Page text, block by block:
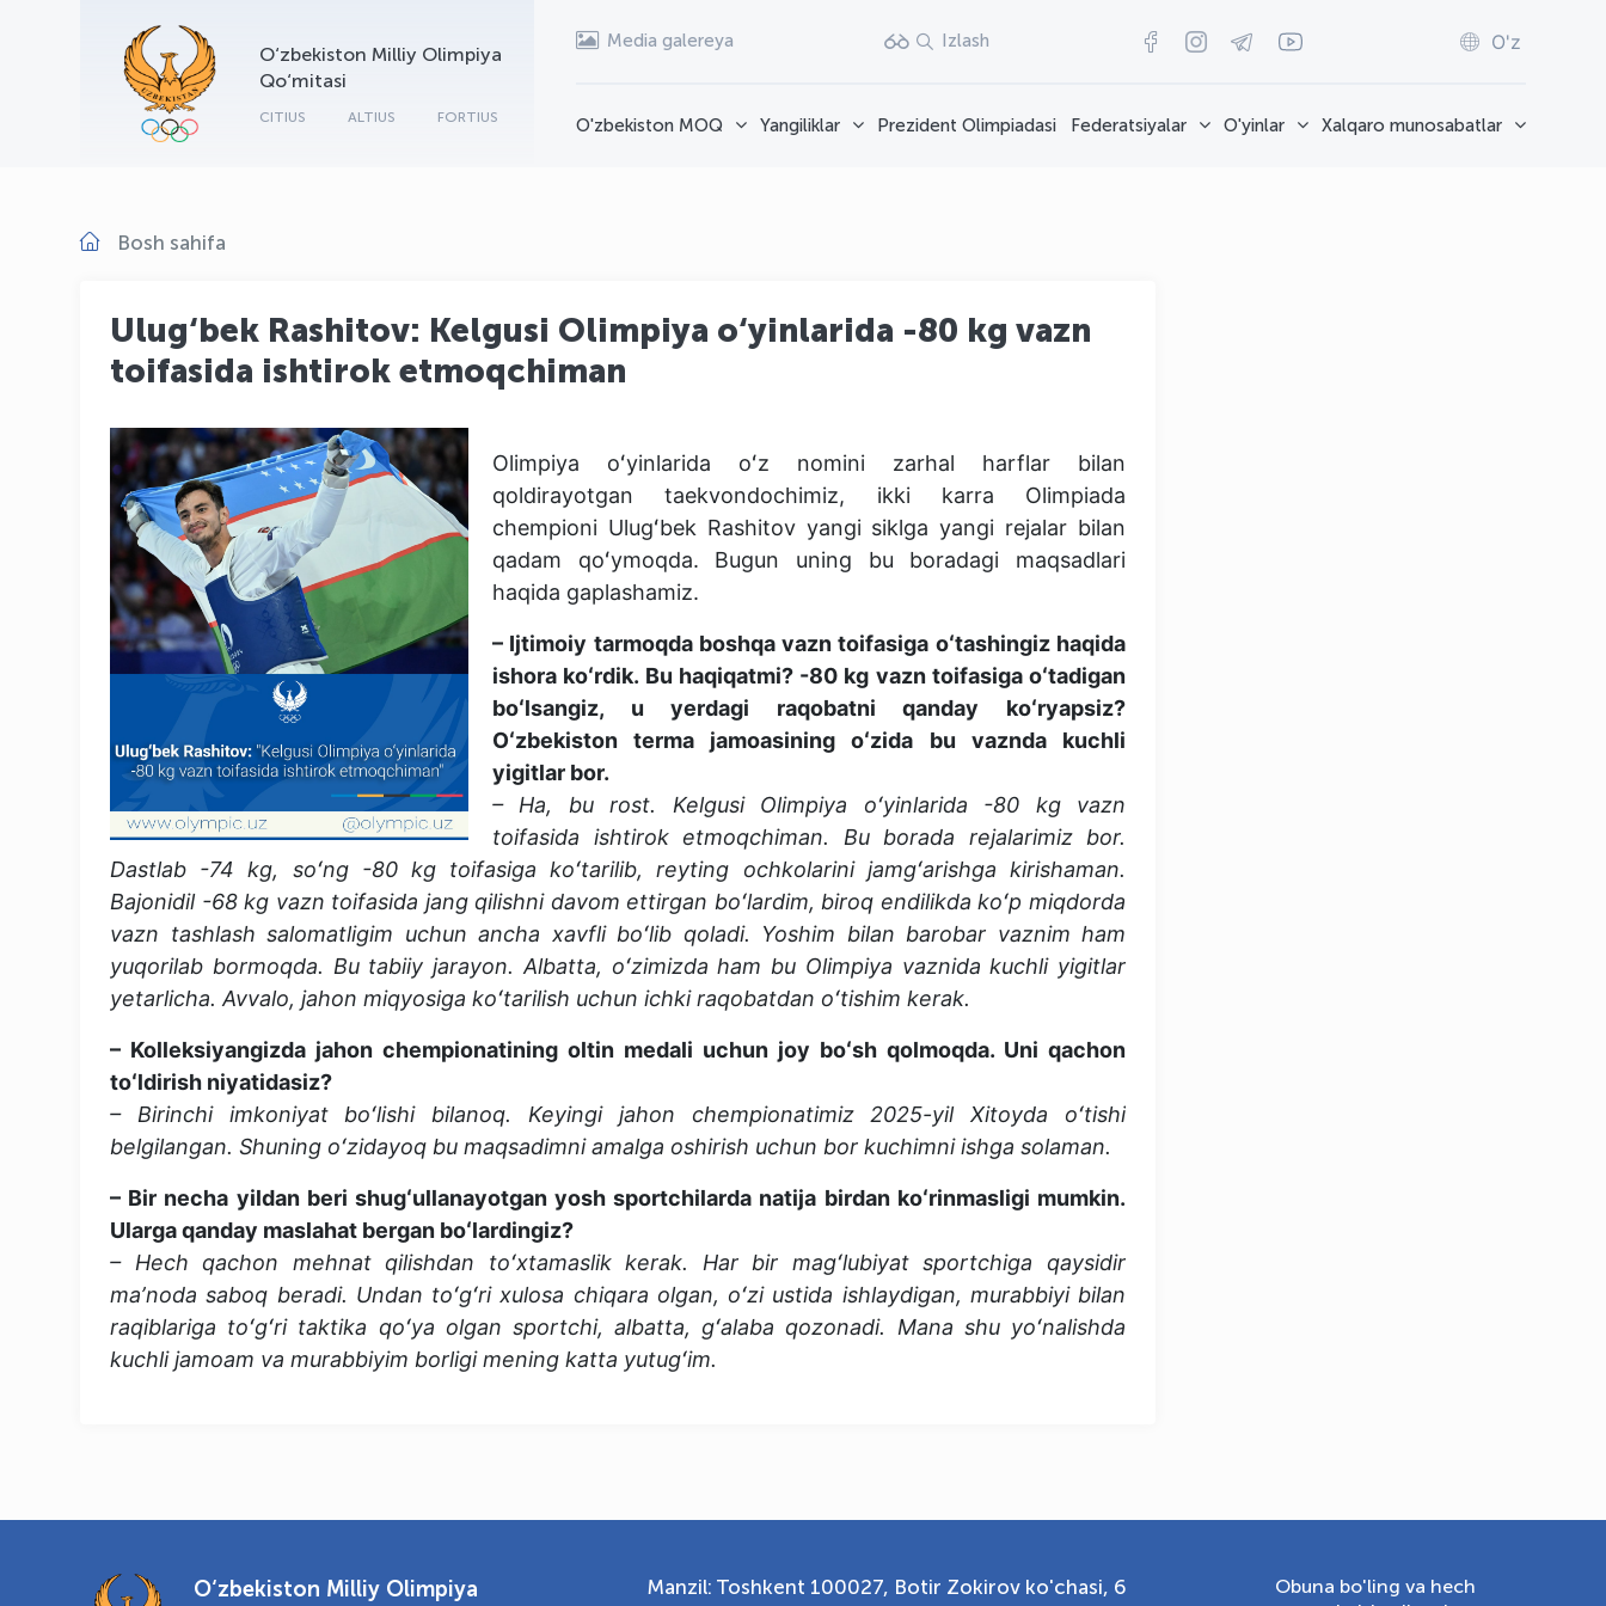
O‘zbekiston Milliy Olimpiya
Qo‘mitasi
CITIUS ALTIUS FORTIUS
Media galereya Izlash O'z
O'zbekiston MOQ Yangiliklar Prezident Olimpiadasi Federatsiyalar O'yinlar Xalqaro munosabatlar
Bosh sahifa
Ulug‘bek Rashitov: Kelgusi Olimpiya o‘yinlarida -80 kg vazn
toifasida ishtirok etmoqchiman
Olimpiya oʻyinlarida oʻz nomini zarhal harflar bilan
qoldirayotgan taekvondochimiz, ikki karra Olimpiada
chempioni Ulugʻbek Rashitov yangi siklga yangi rejalar bilan
qadam qoʻymoqda. Bugun uning bu boradagi maqsadlari
haqida gaplashamiz.
– Ijtimoiy tarmoqda boshqa vazn toifasiga oʻtashingiz haqida
ishora koʻrdik. Bu haqiqatmi? -80 kg vazn toifasiga oʻtadigan
boʻlsangiz, u yerdagi raqobatni qanday koʻryapsiz?
Oʻzbekiston terma jamoasining oʻzida bu vaznda kuchli
yigitlar bor.
– Ha, bu rost. Kelgusi Olimpiya oʻyinlarida -80 kg vazn
toifasida ishtirok etmoqchiman. Bu borada rejalarimiz bor.
Dastlab -74 kg, soʻng -80 kg toifasiga koʻtarilib, reyting ochkolarini jamgʻarishga kirishaman.
Bajonidil -68 kg vazn toifasida jang qilishni davom ettirgan boʻlardim, biroq endilikda koʻp miqdorda
vazn tashlash salomatligim uchun ancha xavfli boʻlib qoladi. Yoshim bilan barobar vaznim ham
yuqorilab bormoqda. Bu tabiiy jarayon. Albatta, oʻzimizda ham bu Olimpiya vaznida kuchli yigitlar
yetarlicha. Avvalo, jahon miqyosiga koʻtarilish uchun ichki raqobatdan oʻtishim kerak.
– Kolleksiyangizda jahon chempionatining oltin medali uchun joy boʻsh qolmoqda. Uni qachon
toʻldirish niyatidasiz?
– Birinchi imkoniyat boʻlishi bilanoq. Keyingi jahon chempionatimiz 2025-yil Xitoyda oʻtishi
belgilangan. Shuning oʻzidayoq bu maqsadimni amalga oshirish uchun bor kuchimni ishga solaman.
– Bir necha yildan beri shugʻullanayotgan yosh sportchilarda natija birdan koʻrinmasligi mumkin.
Ularga qanday maslahat bergan boʻlardingiz?
– Hech qachon mehnat qilishdan toʻxtamaslik kerak. Har bir magʻlubiyat sportchiga qaysidir
maʼnoda saboq beradi. Undan toʻgʻri xulosa chiqara olgan, oʻzi ustida ishlaydigan, murabbiyi bilan
raqiblariga toʻgʻri taktika qoʻya olgan sportchi, albatta, gʻalaba qozonadi. Mana shu yoʻnalishda
kuchli jamoam va murabbiyim borligi mening katta yutugʻim.
O‘zbekiston Milliy Olimpiya
Manzil: Toshkent 100027, Botir Zokirov ko'chasi, 6
Obuna bo'ling va hech